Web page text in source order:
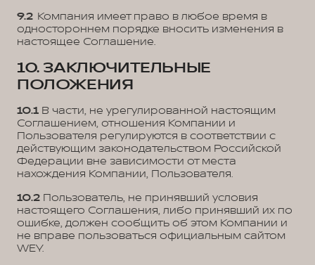
9.2 Компания имеет право в любое время в
одностороннем порядке вносить изменения в
настоящее Соглашение.
10. ЗАКЛЮЧИТЕЛЬНЫЕ
ПОЛОЖЕНИЯ
10.1 В части, не урегулированной настоящим
Соглашением, отношения Компании и
Пользователя регулируются в соответствии с
действующим законодательством Российской
Федерации вне зависимости от места
нахождения Компании, Пользователя.
10.2 Пользователь, не принявший условия
настоящего Соглашения, либо принявший их по
ошибке, должен сообщить об этом Компании и
не вправе пользоваться официальным сайтом
WEY.